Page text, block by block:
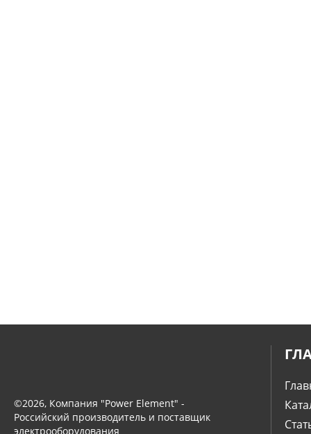
©2026, Компания "Power Element" -
Российский производитель и поставщик
электрооборудования